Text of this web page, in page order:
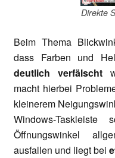
Direkte
Beim Thema
dass Farben und
deutlich verfälscht
macht hierbei
kleinerem
Windows-
Öffnungswinkel
ausfallen und liegt bei